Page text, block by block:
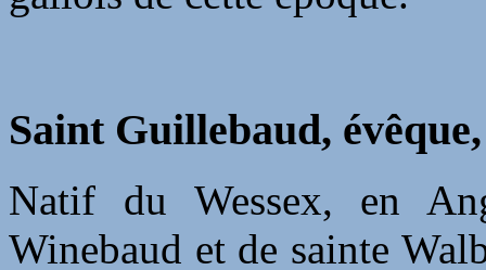
Saint Guillebaud,
Natif du Wessex, en
Winebaud et de sainte